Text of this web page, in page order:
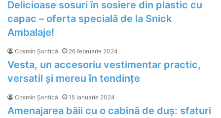
Delicioase sosuri în sosiere din plastic cu
capac – oferta specială de la Snick
Ambalaje!
Cosmin Șontică 26 februarie 2024
Vesta, un accesoriu vestimentar practic,
versatil şi mereu în tendinţe
Cosmin Șontică 15 ianuarie 2024
Amenajarea băii cu o cabină de duș: sfaturi